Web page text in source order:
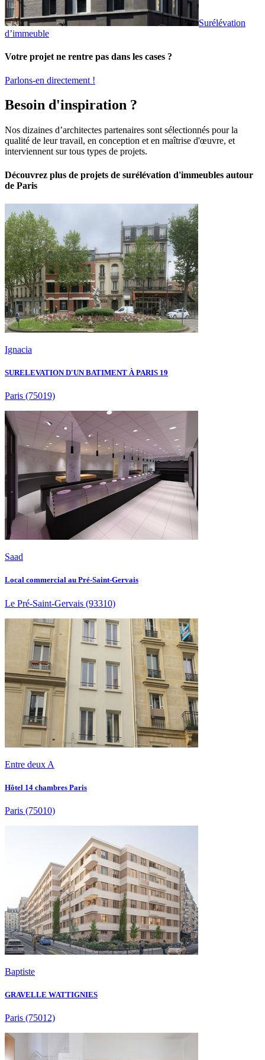
Surélévation
d’immeuble
Votre projet ne rentre pas dans les cases ?
Parlons-en directement !
Besoin d'inspiration ?
Nos dizaines d’architectes partenaires sont sélectionnés pour la
qualité de leur travail, en conception et en maîtrise d'œuvre, et
interviennent sur tous types de projets.
Découvrez plus de projets de surélévation d'immeubles autour
de Paris
Ignacia
SURELEVATION D'UN BATIMENT À PARIS 19
Paris (75019)
Saad
Local commercial au Pré-Saint-Gervais
Le Pré-Saint-Gervais (93310)
Entre deux A
Hôtel 14 chambres Paris
Paris (75010)
Baptiste
GRAVELLE WATTIGNIES
Paris (75012)